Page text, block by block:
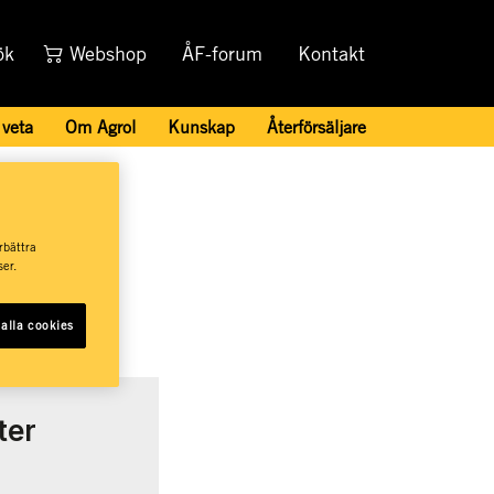
Webshop ÅF-forum Kontakt
Om Agrol Kunskap Återförsäljare
cookies